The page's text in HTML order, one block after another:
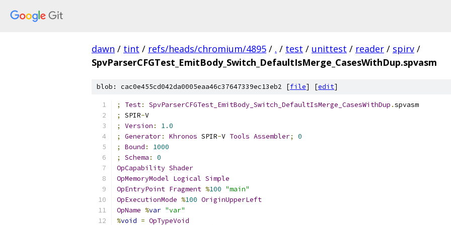
dawn / tint / refs/heads/chromium/4895 / . / test / unittest / reader / spirv /
SpvParserCFGTest_EmitBody_Switch_DefaultIsMerge_CasesWithDup.spvasm
blob: cac0e455cd042da0005eaa46c37647339ec13eb2 [file] [edit]
; Test: SpvParserCFGTest_EmitBody_Switch_DefaultIsMerge_CasesWithDup .spvasm
;
SPIR-V
;
Version :
1.0
;
Generator: Khronos SPIR-V Tools Assembler;
0
;
Bound :
1000
;
Schema :
0
OpCapability Shader
OpMemoryModel Logical Simple
OpEntryPoint Fragment %100 "main"
OpExecutionMode %100 OriginUpperLeft
OpName %var "var"
%void = OpTypeVoid